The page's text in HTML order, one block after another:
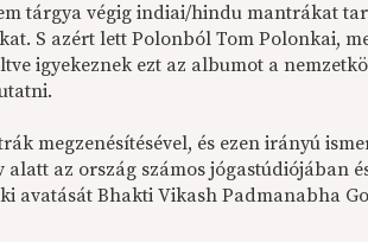
tárgya végig indiai/hindu mantrákat
S azért lett Polonból Tom Polonkai,
igyekeznek ezt az albumot a
megzenésítésével, és ezen irányú
az ország számos jógastúdiójában
avatását Bhakti Vikash Padmanabha